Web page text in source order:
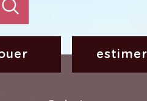
estimer